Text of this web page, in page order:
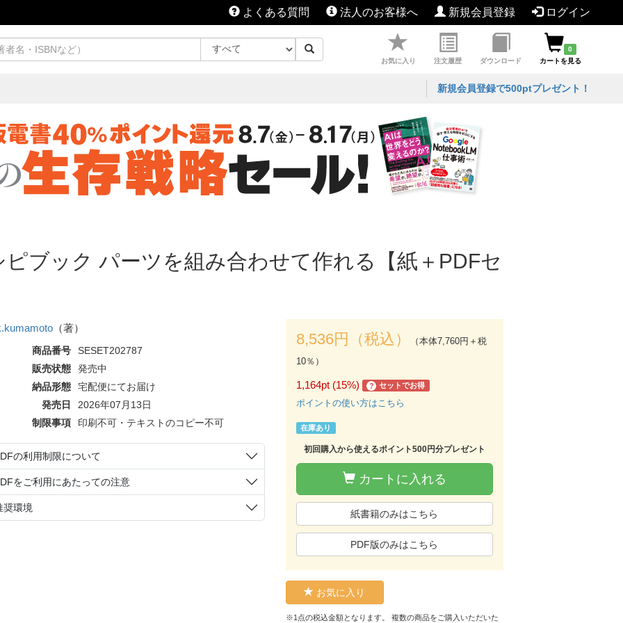
よくある質問 法人のお客様へ 新規会員登録 ログイン
お気に入り 注文履歴 ダウンロード
0
カートを見る
新規会員登録で500ptプレゼント！
ブック パーツを組み合わせて作れる【紙＋PDFセ
（著）
商品番号
SESET202787
販売状態
発売中
納品形態
宅配便にてお届け
発売日
2026年07月13日
制限事項
印刷不可・テキストのコピー不可
の利用制限について
をご利用にあたっての注意
奨環境
8,536円（税込）
（本体7,760円＋税
10％）
1,164pt (15%) ? セットでお得
ポイントの使い方はこちら
在庫あり
初回購入から使えるポイント500円分プレゼント
カートに入れる
紙書籍のみはこちら
PDF版のみはこちら
お気に入り
※1点の税込金額となります。 複数の商品をご購入いただいた